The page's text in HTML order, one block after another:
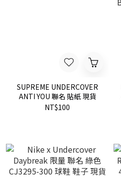
SUPREME UNDERCOVER
ANTI YOU 聯名 貼紙 現貨
NT$100